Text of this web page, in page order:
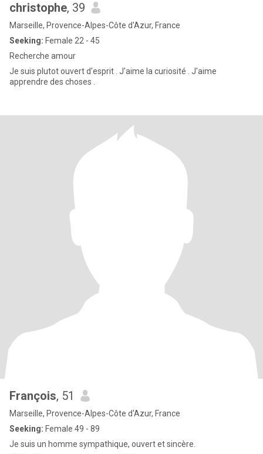
christophe, 39
Marseille, Provence-Alpes-Côte d'Azur, France
Seeking: Female 22 - 45
Recherche amour
Je suis plutot ouvert d'esprit . J'aime la curiosité . J'aime
apprendre des choses .
François, 51
Marseille, Provence-Alpes-Côte d'Azur, France
Seeking: Female 49 - 89
Je suis un homme sympathique, ouvert et sincère.